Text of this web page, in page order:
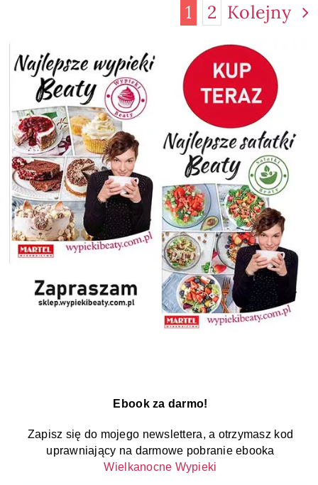
Ebook za darmo!
Zapisz się do mojego newslettera, a otrzymasz kod
uprawniający na darmowe pobranie ebooka
Wielkanocne Wypieki
1 2 Kolejny